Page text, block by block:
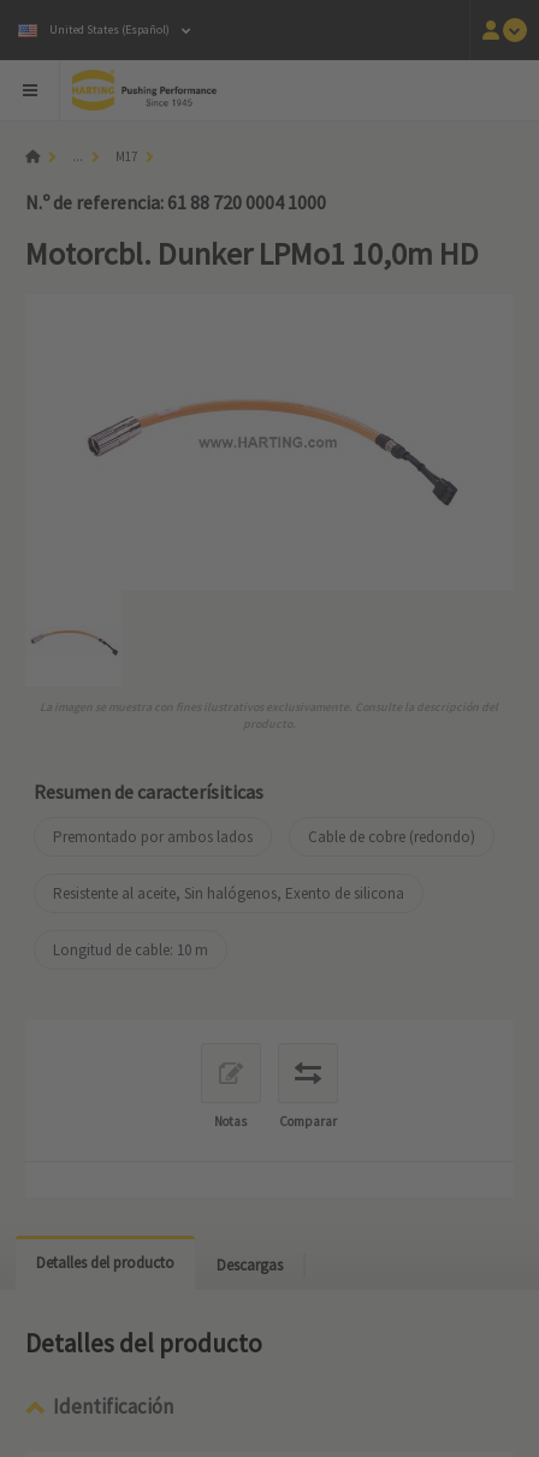
United States (Español)
... M17
N.º de referencia: 61 88 720 0004 1000
Motorcbl. Dunker LPMo1 10,0m HD
La imagen se muestra con fines ilustrativos exclusivamente. Consulte la descripción del
producto.
Resumen de caracterísiticas
Premontado por ambos lados Cable de cobre (redondo)
Resistente al aceite, Sin halógenos, Exento de silicona
Longitud de cable: 10 m
Notas Comparar
Detalles del producto Descargas
Detalles del producto
Identificación